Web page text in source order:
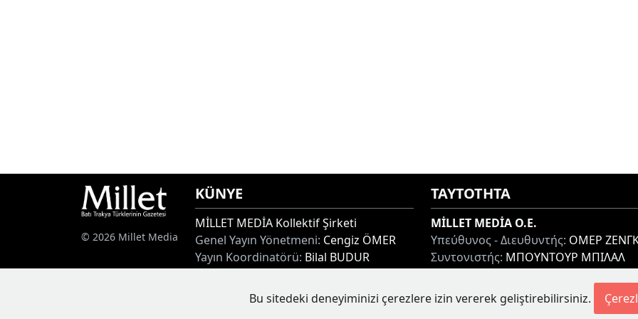
© 2026 Millet Media
KÜNYE
MİLLET MEDİA Kollektif Şirketi
Genel Yayın Yönetmeni: Cengiz ÖMER
Yayın Koordinatörü: Bilal BUDUR
+30 25410 77968
info@milletgazetesi.gr
ΤΑΥΤΟΤΗΤΑ
MİLLET MEDİA O.E.
Υπεύθυνος - Διευθυντής: ΟΜΕΡ
Συντονιστής: ΜΠΟΥΝΤΟΥΡ ΜΠΙΛΑΛ
Τηλ:
+30 25410 77968
Ηλ. Διεύθυνση:
info@milletgazetesi.gr
Bu sitedeki deneyiminizi çerezlere izin vererek geliştirebilirsiniz.